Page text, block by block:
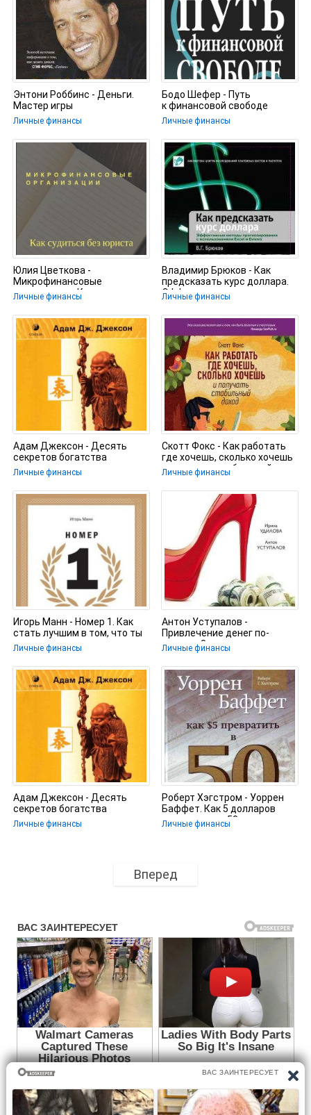
Энтони Роббинс - Деньги.
Мастер игры
Личные финансы
Бодо Шефер - Путь
к финансовой свободе
Личные финансы
Юлия Цветкова -
Микрофинансовые
организации. Как судиться
без юриста
Личные финансы
Владимир Брюков - Как
предсказать курс доллара.
Эффективные методы
Личные финансы
Адам Джексон - Десять
секретов богатства
Личные финансы
Скотт Фокс - Как работать
где хочешь, сколько хочешь
и получать стабильный
Личные финансы
Игорь Манн - Номер 1. Как
стать лучшим в том, что ты
делаешь
Личные финансы
Антон Уступалов -
Привлечение денег по-
женски. 8 шагов на пути к
богатству
Личные финансы
Адам Джексон - Десять
секретов богатства
Личные финансы
Роберт Хэгстром - Уоррен
Баффет. Как 5 долларов
превратить в 50
миллиардов.
Личные финансы
Вперед